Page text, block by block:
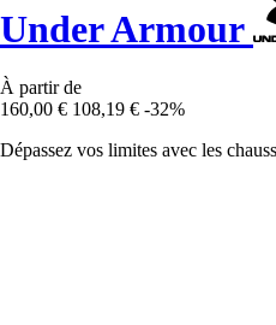
Under Armour
À partir de
160,00 € 108,19 € -32%
Dépassez vos limites avec les